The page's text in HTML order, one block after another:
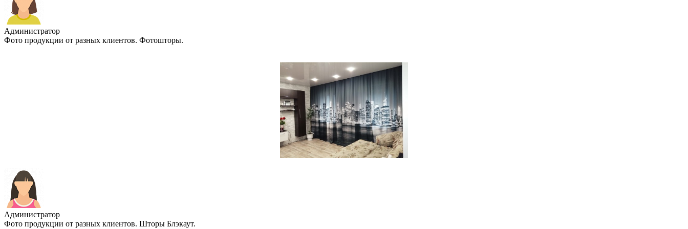
Администратор
Фото продукции от разных клиентов. Фотошторы.
Администратор
Фото продукции от разных клиентов. Шторы Блэкаут.